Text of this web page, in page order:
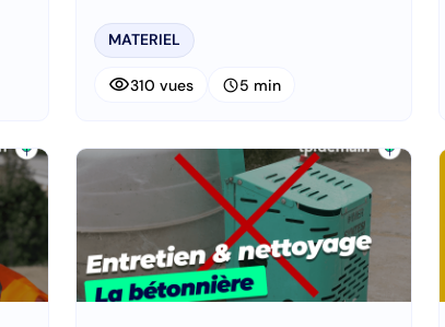
MATERIEL
visibility310 vues schedule5 min